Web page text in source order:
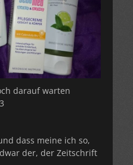
darauf warten
dass meine ich so,
der, der Zeitschrift